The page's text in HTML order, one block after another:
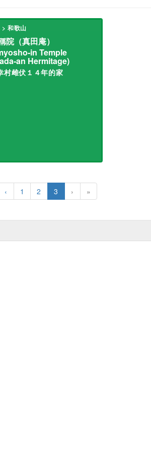
和歌山
院（真田庵）
in Temple
an Hermitage)
村雌伏１４年的家
‹ 1 2 3 › »